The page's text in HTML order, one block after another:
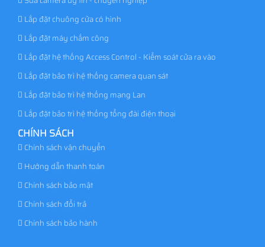
Lắp đặt chuông cửa có hình
Lắp đặt máy chấm công
Lắp đặt hệ thống Access Control - Kiểm soát cửa ra vào
Lắp đặt bảo trì hệ thống camera quan sát
Lắp đặt bảo trì hệ thống mạng Lan
Lắp đặt bảo trì hệ thống tổng đài điện thoại
CHÍNH SÁCH
Chính sách vận chuyển
Hướng dẫn thanh toán
Chính sách bảo mật
Chính sách đổi trả
Chính sách bảo hành